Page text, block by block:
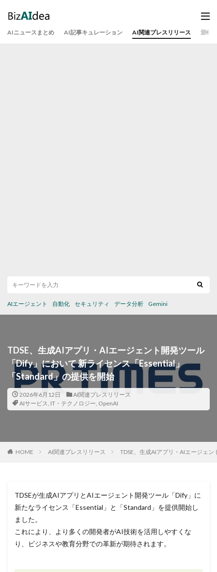
AIニュースまとめ AI記事キュレーション AI関連プレスリリース 運営
AIエージェント 自動化 セキュリティ データ分析 Gemini
TDSE、生成AIアプリ・AIエージェント開発ツール
「Dify」において 新ライセンス「Essential」
「Standard」の提供を開始
2026年6月12日
AI関連プレスリリース
AIサービス, IT・テクノロジー, OpenAI
HOME AI関連プレスリリース TDSE、生成AIアプリ・AIエージェ
TDSEが生成AIアプリとAIエージェント開発ツール「Dify」に
新たなライセンス「Essential」と「Standard」を提供開始し
ました。
これにより、より多くの開発者がAI技術を活用しやすくな
り、ビジネスや教育分野での革新が期待されます。